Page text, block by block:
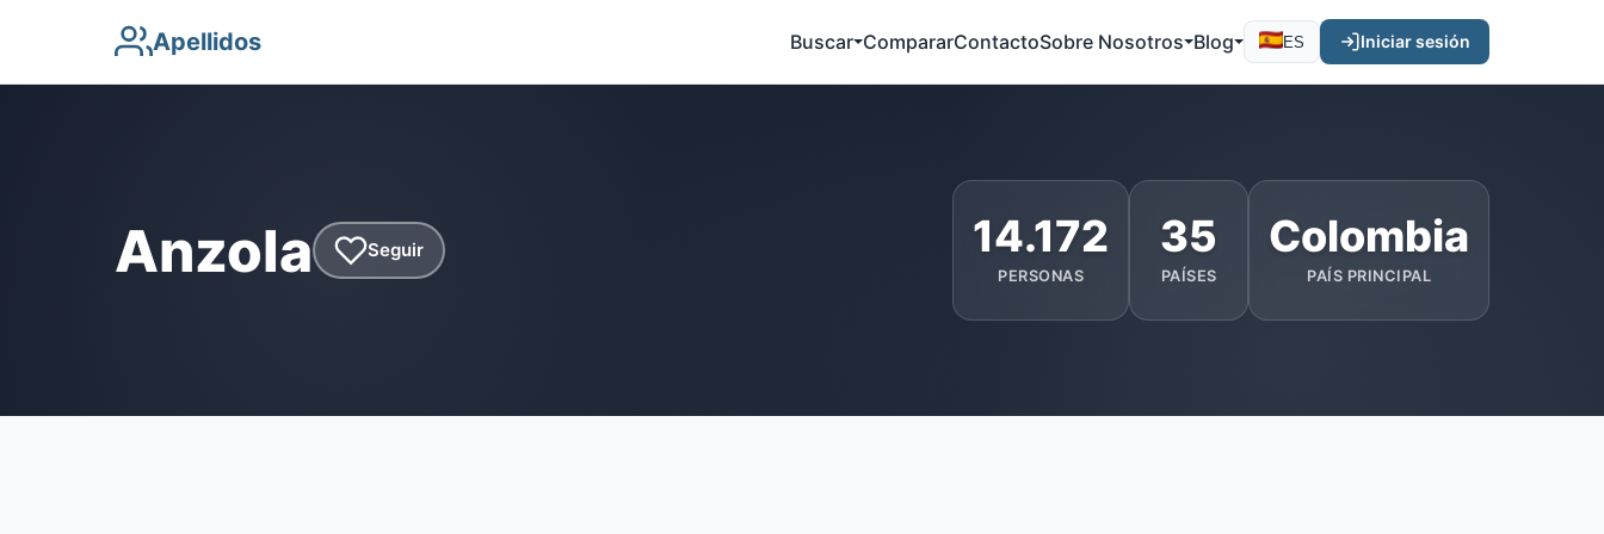
Apellidos Buscar CompararContactoSobre Nosotros Blog ES Iniciar sesión
Anzola Seguir 14.172
PERSONAS
35
PAÍSES
Colombia
PAÍS PRINCIPAL